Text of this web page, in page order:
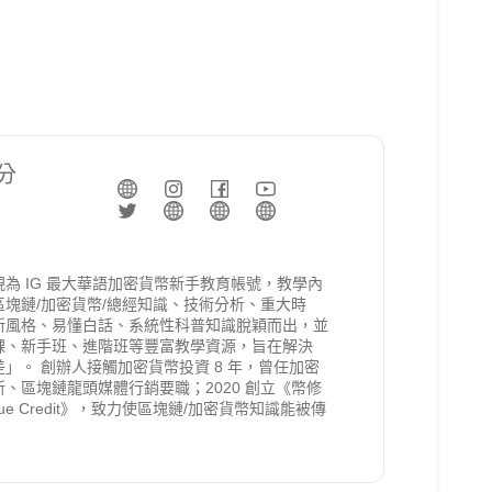
© 2026 . All rights reserved. Powered by HAVPPEN